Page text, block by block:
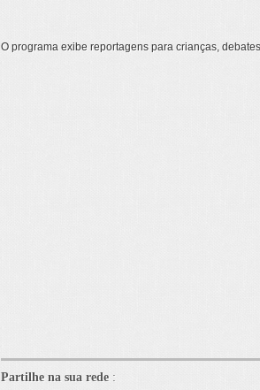
O programa exibe reportagens para crianças,
Partilhe na sua rede :